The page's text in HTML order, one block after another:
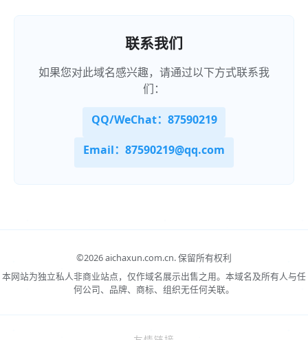
联系我们
如果您对此域名感兴趣，请通过以下方式联系我
们：
QQ/WeChat：87590219
Email：87590219@qq.com
©2026 aichaxun.com.cn.保留所有权利
本网站为独立私人非商业站点，仅作域名展示出售之用。本域名及所有人与任
何公司、品牌、商标、组织无任何关联。